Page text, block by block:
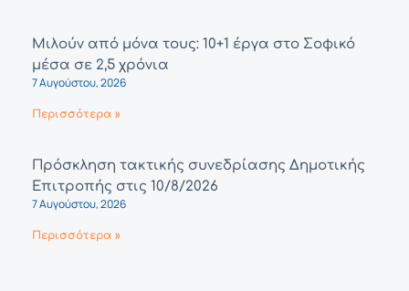
Μιλούν από μόνα τους: 10+1 έργα στο Σοφικό
μέσα σε 2,5 χρόνια
7 Αυγούστου, 2026
Περισσότερα »
Πρόσκληση τακτικής συνεδρίασης Δημοτικής
Επιτροπής στις 10/8/2026
7 Αυγούστου, 2026
Περισσότερα »